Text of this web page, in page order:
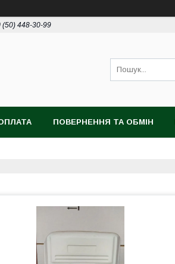
(50) 448-30-99
ПОВЕРНЕННЯ ТА ОБМІН